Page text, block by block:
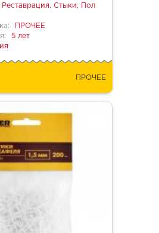
Реставрация, Стыки, Пол
ПРОЧЕЕ
5 лет
ПРОЧЕЕ